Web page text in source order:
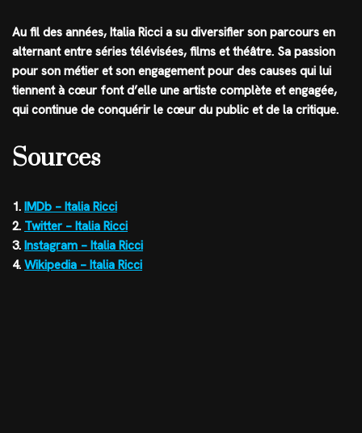
Au fil des années, Italia Ricci a su diversifier son parcours en
alternant entre séries télévisées, films et théâtre. Sa passion
pour son métier et son engagement pour des causes qui lui
tiennent à cœur font d’elle une artiste complète et engagée,
qui continue de conquérir le cœur du public et de la critique.
Sources
1. IMDb – Italia Ricci
2. Twitter – Italia Ricci
3. Instagram – Italia Ricci
4. Wikipedia – Italia Ricci